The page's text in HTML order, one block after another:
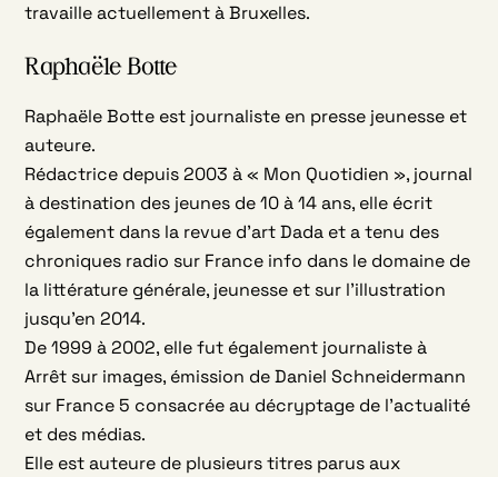
travaille actuellement à Bruxelles.
Raphaële Botte
Raphaële Botte est journaliste en presse jeunesse et
auteure.
Rédactrice depuis 2003 à « Mon Quotidien », journal
à destination des jeunes de 10 à 14 ans, elle écrit
également dans la revue d’art Dada et a tenu des
chroniques radio sur France info dans le domaine de
la littérature générale, jeunesse et sur l’illustration
jusqu’en 2014.
De 1999 à 2002, elle fut également journaliste à
Arrêt sur images, émission de Daniel Schneidermann
sur France 5 consacrée au décryptage de l’actualité
et des médias.
Elle est auteure de plusieurs titres parus aux